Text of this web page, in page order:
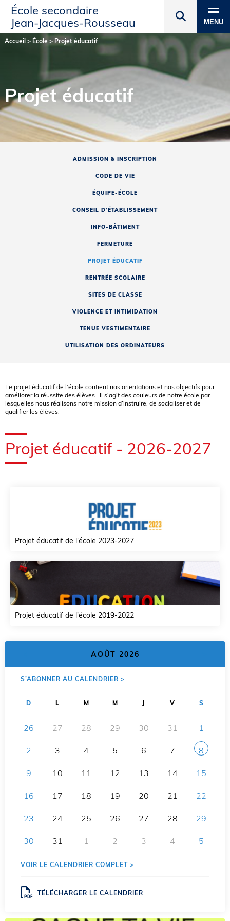
École secondaire
Jean‑Jacques‑Rousseau
MENU
Accueil> École > Projet éducatif
Projet éducatif
ADMISSION & INSCRIPTION
CODE DE VIE
ÉQUIPE-ÉCOLE
CONSEIL D’ÉTABLISSEMENT
INFO-BÂTIMENT
FERMETURE
PROJET ÉDUCATIF
RENTRÉE SCOLAIRE
SITES DE CLASSE
VIOLENCE ET INTIMIDATION
TENUE VESTIMENTAIRE
UTILISATION DES ORDINATEURS
Le projet éducatif de l’école contient nos orientations et nos objectifs pour
améliorer la réussite des élèves. Il s’agit des couleurs de notre école par
lesquelles nous réalisons notre mission d’instruire, de socialiser et de
qualifier les élèves.
Projet éducatif - 2026-2027
Projet éducatif de l'école 2023-2027
Projet éducatif de l'école 2019-2022
AOÛT 2026
S’ABONNER AU CALENDRIER >
D L M M V S
26 27 28 29 30 31 1
2 3 4 5 6 7 8
9 10 11 12 13 14 15
16 17 18 19 20 21 22
23 24 25 26 27 28 29
30 31 1 2 3 4 5
VOIR LE CALENDRIER COMPLET >
TÉLÉCHARGER LE CALENDRIER